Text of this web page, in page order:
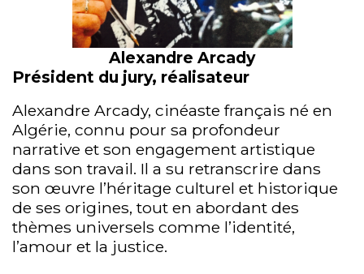
Alexandre Arcady
Président du jury, réalisateur
Alexandre Arcady, cinéaste français né en
Algérie, connu pour sa profondeur
narrative et son engagement artistique
dans son travail. Il a su retranscrire dans
son œuvre l’héritage culturel et historique
de ses origines, tout en abordant des
thèmes universels comme l’identité,
l’amour et la justice.